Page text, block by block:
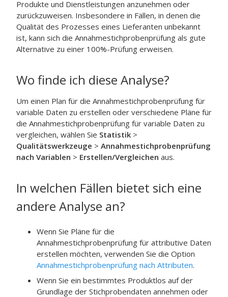
Produkte und Dienstleistungen anzunehmen oder
zurückzuweisen. Insbesondere in Fällen, in denen die
Qualität des Prozesses eines Lieferanten unbekannt
ist, kann sich die Annahmestichprobenprüfung als gute
Alternative zu einer 100%-Prüfung erweisen.
Wo finde ich diese Analyse?
Um einen Plan für die Annahmestichprobenprüfung für
variable Daten zu erstellen oder verschiedene Pläne für
die Annahmestichprobenprüfung für variable Daten zu
vergleichen, wählen Sie Statistik >
Qualitätswerkzeuge > Annahmestichprobenprüfung
nach Variablen > Erstellen/Vergleichen aus.
In welchen Fällen bietet sich eine
andere Analyse an?
Wenn Sie Pläne für die
Annahmestichprobenprüfung für attributive Daten
erstellen möchten, verwenden Sie die Option
Annahmestichprobenprüfung nach Attributen.
Wenn Sie ein bestimmtes Produktlos auf der
Grundlage der Stichprobendaten annehmen oder